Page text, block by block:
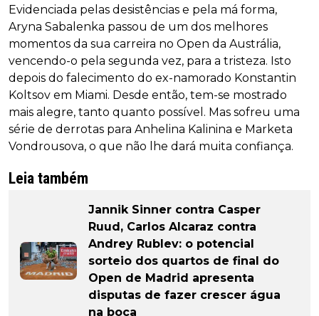
Evidenciada pelas desistências e pela má forma,
Aryna Sabalenka passou de um dos melhores
momentos da sua carreira no Open da Austrália,
vencendo-o pela segunda vez, para a tristeza. Isto
depois do falecimento do ex-namorado Konstantin
Koltsov em Miami. Desde então, tem-se mostrado
mais alegre, tanto quanto possível. Mas sofreu uma
série de derrotas para Anhelina Kalinina e Marketa
Vondrousova, o que não lhe dará muita confiança.
Leia também
Jannik Sinner contra Casper
Ruud, Carlos Alcaraz contra
Andrey Rublev: o potencial
sorteio dos quartos de final do
Open de Madrid apresenta
disputas de fazer crescer água
na boca